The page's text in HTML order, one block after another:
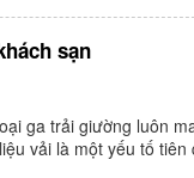
sạn
ga trải giường luôn
vải là một yếu tố tiên